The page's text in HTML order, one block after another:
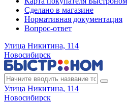
Сделано в магазине
Нормативная документация
Вопрос-ответ
Улица Никитина, 114
Новосибирск
Улица Никитина, 114
Новосибирск